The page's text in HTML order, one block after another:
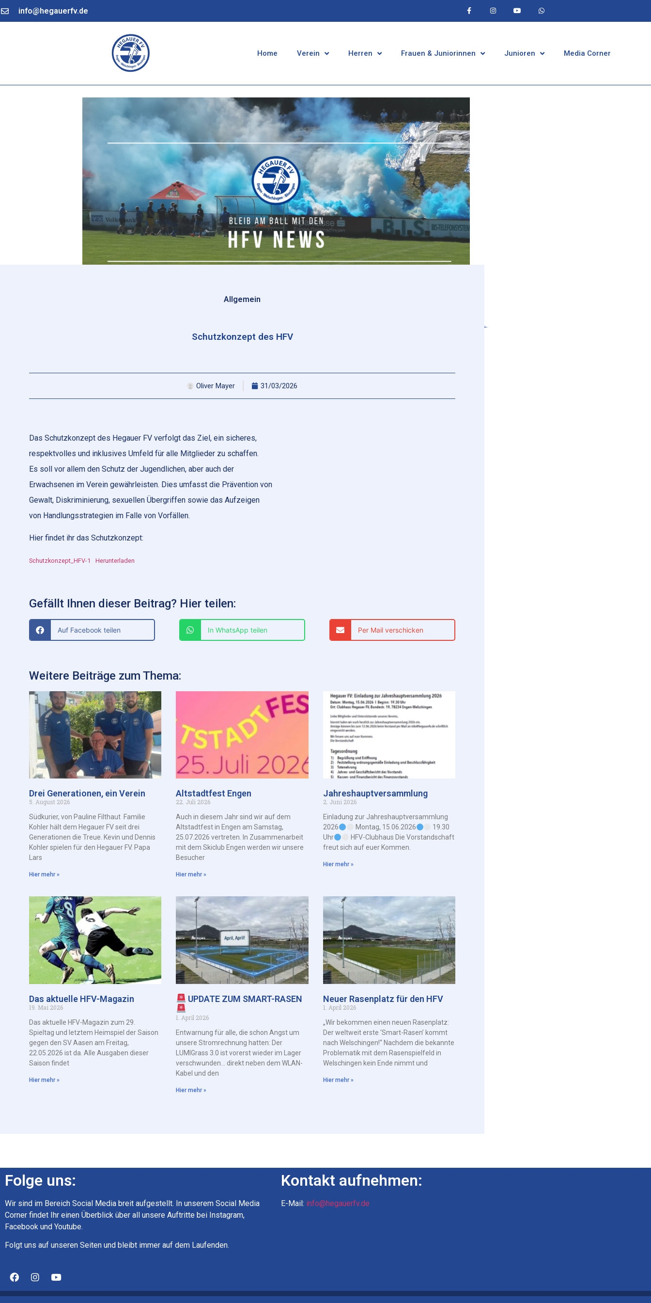
info@hegauerfv.de
Home Verein Herren Frauen & Juniorinnen Junioren Media Corner
Allgemein
Schutzkonzept des HFV
Oliver Mayer 31/03/2026
Das Schutzkonzept des Hegauer FV verfolgt das Ziel, ein sicheres,
respektvolles und inklusives Umfeld für alle Mitglieder zu schaffen.
Es soll vor allem den Schutz der Jugendlichen, aber auch der
Erwachsenen im Verein gewährleisten. Dies umfasst die Prävention von
Gewalt, Diskriminierung, sexuellen Übergriffen sowie das Aufzeigen
von Handlungsstrategien im Falle von Vorfällen.
Hier findet ihr das Schutzkonzept:
Schutzkonzept_HFV-1 Herunterladen
Gefällt Ihnen dieser Beitrag? Hier teilen:
Auf Facebook teilen In WhatsApp teilen Per Mail verschicken
Weitere Beiträge zum Thema:
Drei Generationen, ein Verein
5. August 2026
Südkurier, von Pauline Filthaut Familie
Kohler hält dem Hegauer FV seit drei
Generationen die Treue. Kevin und Dennis
Kohler spielen für den Hegauer FV. Papa
Lars
Hier mehr »
Altstadtfest Engen
22. Juli 2026
Auch in diesem Jahr sind wir auf dem
Altstadtfest in Engen am Samstag,
25.07.2026 vertreten. In Zusammenarbeit
mit dem Skiclub Engen werden wir unsere
Besucher
Hier mehr »
Jahreshauptversammlung
2. Juni 2026
Einladung zur Jahreshauptversammlung
2026
Montag, 15.06.2026
19.30
Uhr
HFV-Clubhaus Die Vorstandschaft
freut sich auf euer Kommen.
Hier mehr »
Das aktuelle HFV-Magazin
19. Mai 2026
Das aktuelle HFV-Magazin zum 29.
Spieltag und letztem Heimspiel der Saison
gegen den SV Aasen am Freitag,
22.05.2026 ist da. Alle Ausgaben dieser
Saison findet
Hier mehr »
UPDATE ZUM SMART-RASEN
1. April 2026
Entwarnung für alle, die schon Angst um
unsere Stromrechnung hatten: Der
LUMIGrass 3.0 ist vorerst wieder im Lager
verschwunden… direkt neben dem WLAN-
Kabel und den
Hier mehr »
Neuer Rasenplatz für den HFV
1. April 2026
„Wir bekommen einen neuen Rasenplatz:
Der weltweit erste ‘Smart-Rasen’ kommt
nach Welschingen!“ Nachdem die bekannte
Problematik mit dem Rasenspielfeld in
Welschingen kein Ende nimmt und
Hier mehr »
Folge uns:
Wir sind im Bereich Social Media breit aufgestellt. In unserem Social Media
Corner findet Ihr einen Überblick über all unsere Auftritte bei Instagram,
Facebook und Youtube.
Folgt uns auf unseren Seiten und bleibt immer auf dem Laufenden.
Kontakt aufnehmen:
E-Mail: info@hegauerfv.de